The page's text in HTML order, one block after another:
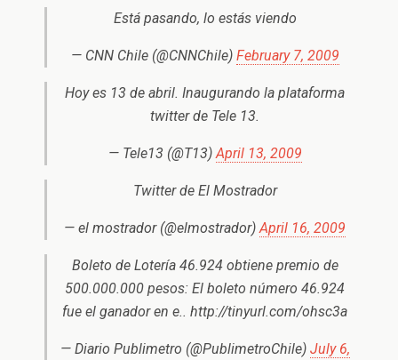
Está pasando, lo estás viendo
— CNN Chile (@CNNChile) February 7, 2009
Hoy es 13 de abril. Inaugurando la plataforma
twitter de Tele 13.
— Tele13 (@T13)April 13, 2009
Twitter de El Mostrador
— el mostrador (@elmostrador)April 16, 2009
Boleto de Lotería 46.924 obtiene premio de
500.000.000 pesos: El boleto número 46.924
fue el ganador en e.. http://tinyurl.com/ohsc3a
— Diario Publimetro (@PublimetroChile) July 6,